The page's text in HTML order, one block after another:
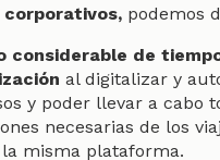
corporativos, podemos
considerable de
al digitalizar y
y poder llevar a cabo
necesarias de los
la misma plataforma.